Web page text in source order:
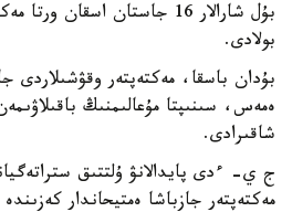
بۇل شارالار 16 جاستان اسقان
بولادى.
بۇدان باسقا، مەكتەپتەر وقۋشىلاردى
ەمەس، سىنىپتا مۇعالىمنىڭ
شاقىرادى.
ج ي- ءدى پايدالانۋ ۇلتتىق
مەكتەپتەر جازباشا ەمتيحاندار